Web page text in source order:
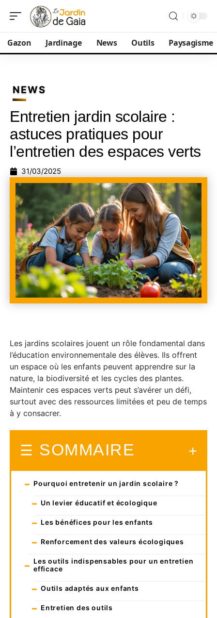
Gazon Jardinage News Outils Paysagisme
NEWS
Entretien jardin scolaire :
astuces pratiques pour
l’entretien des espaces verts
31/03/2025
Les jardins scolaires jouent un rôle fondamental dans
l’éducation environnementale des élèves. Ils offrent
un espace où les enfants peuvent apprendre sur la
nature, la biodiversité et les cycles des plantes.
Maintenir ces espaces verts peut s’avérer un défi,
surtout avec des ressources limitées et peu de temps
à y consacrer.
SOMMAIRE
Pourquoi entretenir un jardin scolaire ?
Un levier éducatif et écologique
Les bénéfices pour les enfants
Renforcement des valeurs écologiques
Les outils indispensables pour un entretien
efficace
Outils adaptés aux enfants
Entretien des outils